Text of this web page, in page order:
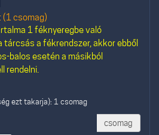
(1 csomag)
1 féknyeregbe való
a fékrendszer, akkor ebből
balos esetén a másikból
rendelni.
ezt takarja): 1 csomag
csomag